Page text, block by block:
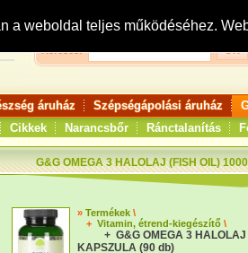
a weboldal teljes működéséhez.
Keresés:
áruház Szépségápolási áruház
Cikkek Narancsbőr Ránctalanítás
G&G OMEGA 3 HALOLAJ (FISH OIL)
» Termékek \
+ Vitamin, étrend-kiegészítő \
+ G&G OMEGA 3 HALOLAJ
KAPSZULA (90 db)